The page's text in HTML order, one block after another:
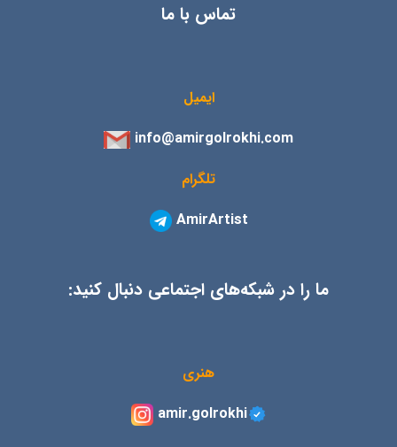
تماس با ما
ایمیل
info@amirgolrokhi.com
تلگرام
AmirArtist
ما را در شبکه‌های اجتماعی دنبال کنید:
هنری
amir.golrokhi